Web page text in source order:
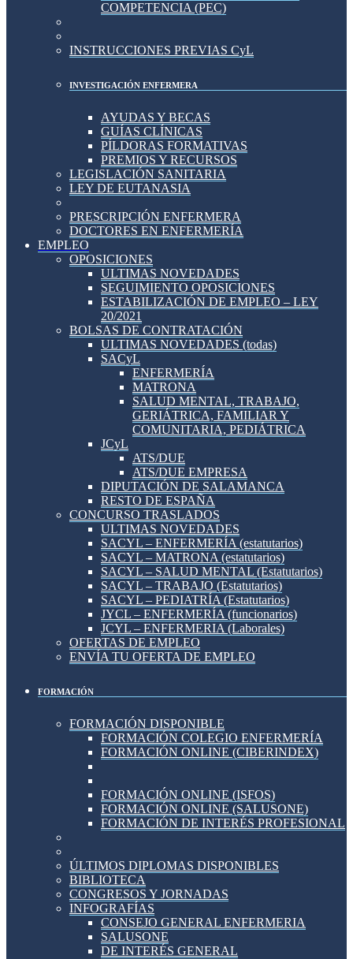
COMPETENCIA (PEC)
INSTRUCCIONES PREVIAS CyL
INVESTIGACIÓN ENFERMERA
AYUDAS Y BECAS
GUÍAS CLÍNICAS
PÍLDORAS FORMATIVAS
PREMIOS Y RECURSOS
LEGISLACIÓN SANITARIA
LEY DE EUTANASIA
PRESCRIPCIÓN ENFERMERA
DOCTORES EN ENFERMERÍA
EMPLEO
OPOSICIONES
ULTIMAS NOVEDADES
SEGUIMIENTO OPOSICIONES
ESTABILIZACIÓN DE EMPLEO – LEY
20/2021
BOLSAS DE CONTRATACIÓN
ULTIMAS NOVEDADES (todas)
SACyL
ENFERMERÍA
MATRONA
SALUD MENTAL, TRABAJO,
GERIÁTRICA, FAMILIAR Y
COMUNITARIA, PEDIÁTRICA
JCyL
ATS/DUE
ATS/DUE EMPRESA
DIPUTACIÓN DE SALAMANCA
RESTO DE ESPAÑA
CONCURSO TRASLADOS
ULTIMAS NOVEDADES
SACYL – ENFERMERÍA (estatutarios)
SACYL – MATRONA (estatutarios)
SACYL – SALUD MENTAL (Estatutarios)
SACYL – TRABAJO (Estatutarios)
SACYL – PEDIATRÍA (Estatutarios)
JYCL – ENFERMERÍA (funcionarios)
JCYL – ENFERMERIA (Laborales)
OFERTAS DE EMPLEO
ENVÍA TU OFERTA DE EMPLEO
FORMACIÓN
FORMACIÓN DISPONIBLE
FORMACIÓN COLEGIO ENFERMERÍA
FORMACIÓN ONLINE (CIBERINDEX)
FORMACIÓN ONLINE (ISFOS)
FORMACIÓN ONLINE (SALUSONE)
FORMACIÓN DE INTERÉS PROFESIONAL
ÚLTIMOS DIPLOMAS DISPONIBLES
BIBLIOTECA
CONGRESOS Y JORNADAS
INFOGRAFÍAS
CONSEJO GENERAL ENFERMERIA
SALUSONE
DE INTERÉS GENERAL